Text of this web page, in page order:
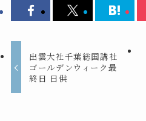
出雲大社千葉総国講社
ゴールデンウィーク最
終日 日供